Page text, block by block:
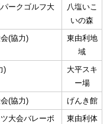
ークゴルフ大
八塩いこ
いの森
(協力)
東由利地
域
)
大平スキ
ー場
(協力)
げんき館
大会バレーボ
東由利体